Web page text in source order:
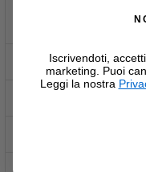
Iscrivendoti,
marketing. Puoi
Leggi la nostra